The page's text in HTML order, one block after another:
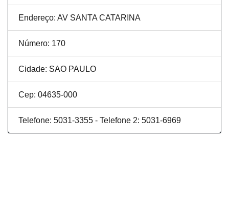
Endereço: AV SANTA CATARINA
Número: 170
Cidade: SAO PAULO
Cep: 04635-000
Telefone: 5031-3355 - Telefone 2: 5031-6969